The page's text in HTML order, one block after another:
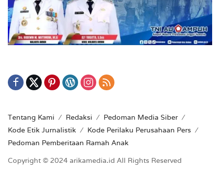
Tentang Kami Redaksi
Pedoman Media Siber
Kode Etik Jurnalistik
Kode Perilaku Perusahaan Pers
Pedoman Pemberitaan Ramah Anak
Copyright © 2024 arikamedia.id All Rights Reserved